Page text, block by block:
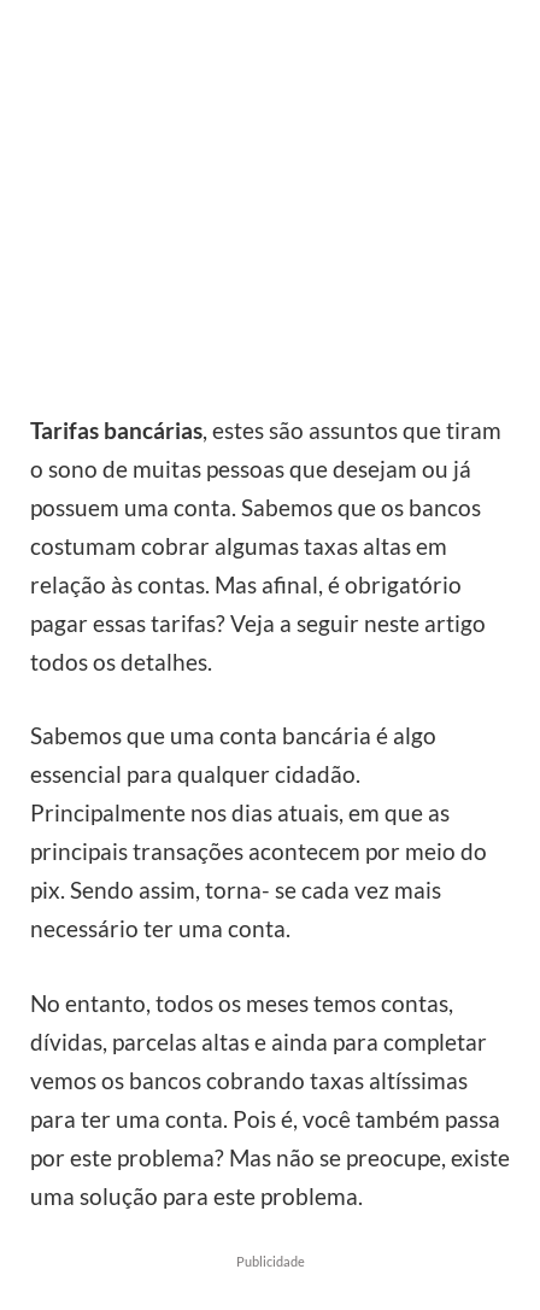
Tarifas bancárias, estes são assuntos que tiram
o sono de muitas pessoas que desejam ou já
possuem uma conta. Sabemos que os bancos
costumam cobrar algumas taxas altas em
relação às contas. Mas afinal, é obrigatório
pagar essas tarifas? Veja a seguir neste artigo
todos os detalhes.
Sabemos que uma conta bancária é algo
essencial para qualquer cidadão.
Principalmente nos dias atuais, em que as
principais transações acontecem por meio do
pix. Sendo assim, torna- se cada vez mais
necessário ter uma conta.
No entanto, todos os meses temos contas,
dívidas, parcelas altas e ainda para completar
vemos os bancos cobrando taxas altíssimas
para ter uma conta. Pois é, você também passa
por este problema? Mas não se preocupe, existe
uma solução para este problema.
Publicidade